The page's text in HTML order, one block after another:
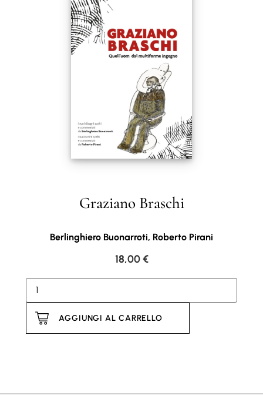
Graziano Braschi
Berlinghiero Buonarroti, Roberto Pirani
18,00€
AGGIUNGI AL CARRELLO